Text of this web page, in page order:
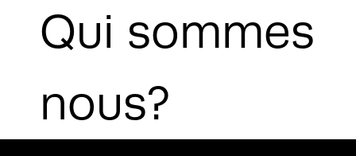
Qui sommes
nous?